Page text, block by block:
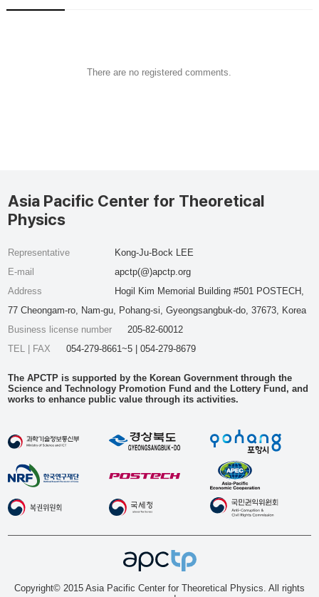
There are no registered comments.
Asia Pacific Center for Theoretical
Physics
Representative
Kong-Ju-Bock LEE
E-mail
apctp(@)apctp.org
Address
Hogil Kim Memorial Building #501 POSTECH,
77 Cheongam-ro, Nam-gu, Pohang-si, Gyeongsangbuk-do, 37673, Korea
Business license number
205-82-60012
TEL | FAX
054-279-8661~5 | 054-279-8679
The APCTP is supported by the Korean Government through the
Science and Technology Promotion Fund and the Lottery Fund, and
works to enhance public value through its activities.
Copyright© 2015 Asia Pacific Center for Theoretical Physics. All rights